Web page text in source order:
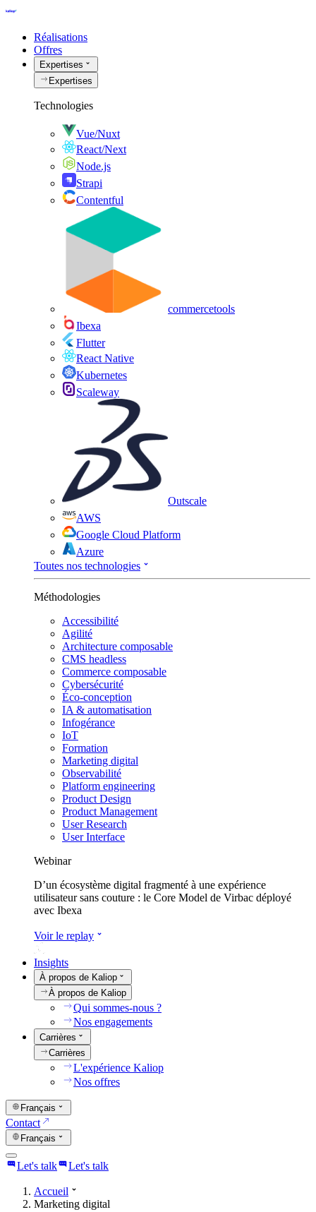
Réalisations
Offres
Expertises
Expertises
Technologies
Vue/Nuxt
React/Next
Node.js
Strapi
Contentful
commercetools
Ibexa
Flutter
React Native
Kubernetes
Scaleway
Outscale
AWS
Google Cloud Platform
Azure
Toutes nos technologies
Méthodologies
Accessibilité
Agilité
Architecture composable
CMS headless
Commerce composable
Cybersécurité
Éco-conception
IA & automatisation
Infogérance
IoT
Formation
Marketing digital
Observabilité
Platform engineering
Product Design
Product Management
User Research
User Interface
Webinar
D’un écosystème digital fragmenté à une expérience
utilisateur sans couture : le Core Model de Virbac déployé
avec Ibexa
Voir le replay
Insights
À propos de Kaliop
À propos de Kaliop
Qui sommes-nous ?
Nos engagements
Carrières
Carrières
L'expérience Kaliop
Nos offres
Français
Contact
Français
Let's talk Let's talk
Accueil
Marketing digital